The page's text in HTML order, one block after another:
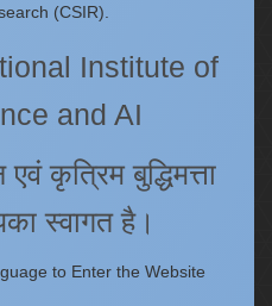
(CSIR).
Institute of
and AI
एवं कृत्रिम बुद्धिमत्ता
स्वागत है।
to Enter the Website